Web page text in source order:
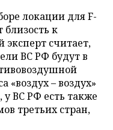
локации для F-
к
считает,
ВС РФ будут в
«воздух – воздух»
ВС РФ есть также
третьих стран,